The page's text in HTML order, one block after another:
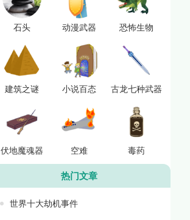
石头 动漫武器 恐怖生物
建筑之谜 小说百态 古龙七种武器
伏地魔魂器 空难 毒药
热门文章
世界十大劫机事件